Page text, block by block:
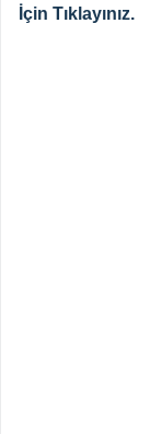
İçin Tıklayınız.